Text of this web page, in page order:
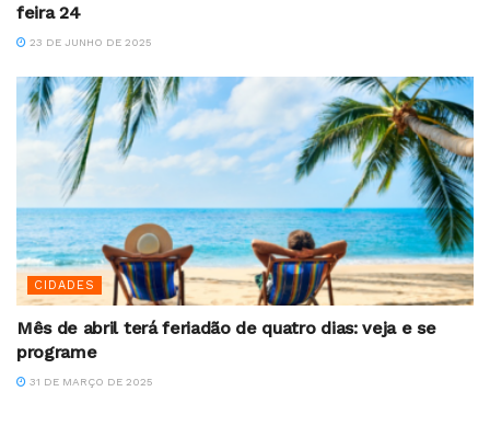
feira 24
23 DE JUNHO DE 2025
CIDADES
Mês de abril terá feriadão de quatro dias: veja e se
programe
31 DE MARÇO DE 2025